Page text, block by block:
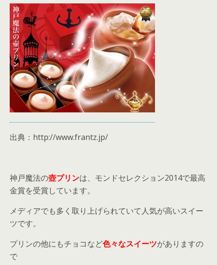
出典：http://www.frantz.jp/
神戸魔法の壺プリンは、モンドセレクション2014で最高
金賞を受賞しています。
メディアでも多く取り上げられていて人気が高いスイー
ツです。
プリンの他にもチョコなど色々なスイーツがありますの
で